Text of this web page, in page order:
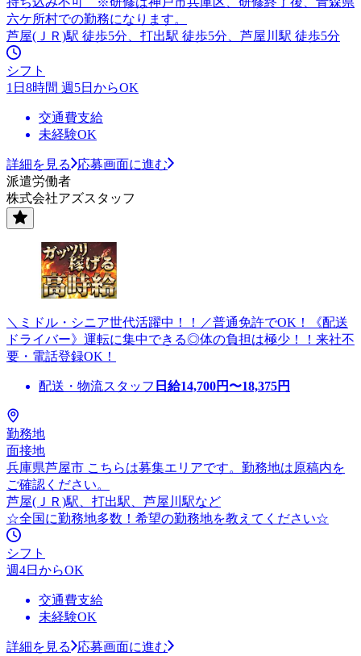
六ケ所村での勤務になります。
芦屋(ＪＲ)駅 徒歩5分、打出駅 徒歩5分、芦屋川駅 徒歩5分
シフト
1日8時間 週5日からOK
交通費支給
未経験OK
詳細を見る
応募画面に進む
派遣労働者
株式会社アズスタッフ
＼ミドル・シニア世代活躍中！！／普通免許でOK！《配送
ドライバー》運転に集中できる◎体の負担は極少！！来社不
要・電話登録OK！
配送・物流スタッフ 日給14,700円〜18,375円
勤務地
面接地
兵庫県芦屋市 こちらは募集エリアです。勤務地は原稿内を
ご確認ください。
芦屋(ＪＲ)駅、打出駅、芦屋川駅など
☆全国に勤務地多数！希望の勤務地を教えてください☆
シフト
週4日からOK
交通費支給
未経験OK
詳細を見る 応募画面に進む